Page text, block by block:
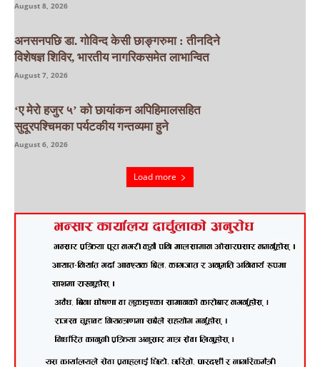
August 8, 2026
अनसनपछि डा. गोविन्द केसी छाङ्गरुमा : तीनदिने
विशेषज्ञ शिविर, भारतीय नागरिकसमेत लाभान्वित
August 7, 2026
‘ए मेरो हजुर ५’ को छायांकन अपिहिमालसहित
सुदूरपश्चिमका पर्यटकीय गन्तव्यमा हुने
August 6, 2026
Load more